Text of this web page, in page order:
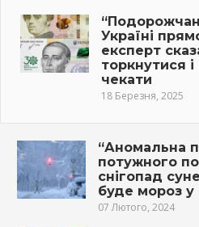
Україні
експерт
торкнутися
чекати
18 Березня, 2025
“Аномальна
потужного
снігопад
буде мороз у
07 Лютого, 2024